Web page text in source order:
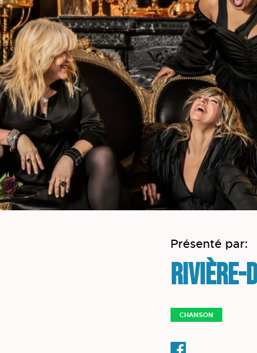
Présenté par:
Rivière-
CHANSON